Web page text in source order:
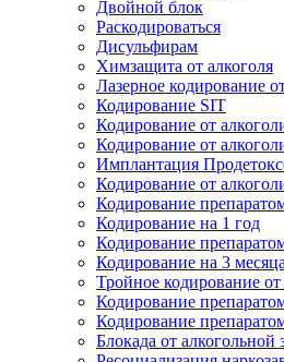
Двойной блок
Раскодироваться
Дисульфирам
Химзащита от алкоголя
Лазерное кодирование
Кодирование SIT
Кодирование от
Кодирование от
Имплантация
Кодирование от
Кодирование
Кодирование на 1 год
Кодирование
Кодирование на 3 месяца
Тройное кодирование от
Кодирование
Кодирование
Блокада от алкогольной